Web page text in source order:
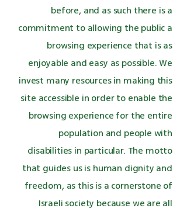
before, and as such there is a
commitment to allowing the public a
browsing experience that is as
enjoyable and easy as possible. We
invest many resources in making this
site accessible in order to enable the
browsing experience for the entire
population and people with
disabilities in particular. The motto
that guides us is human dignity and
freedom, as this is a cornerstone of
Israeli society because we are all